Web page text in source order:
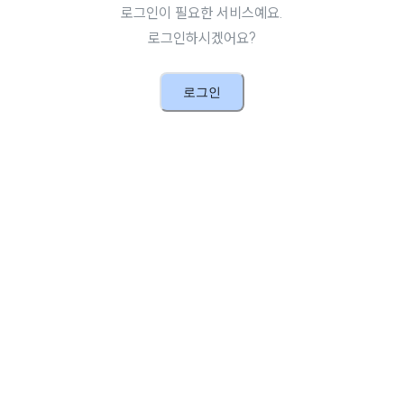
로그인이 필요한 서비스예요.
로그인하시겠어요?
로그인